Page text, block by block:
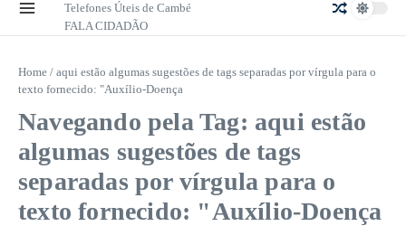
Telefones Úteis de Cambé
FALA CIDADÃO
Home / aqui estão algumas sugestões de tags separadas por vírgula para o
texto fornecido: "Auxílio-Doença
Navegando pela Tag: aqui estão
algumas sugestões de tags
separadas por vírgula para o
texto fornecido: "Auxílio-Doença